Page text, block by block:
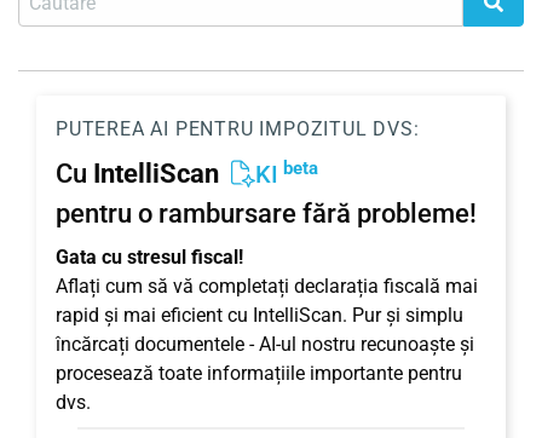
PUTEREA AI PENTRU IMPOZITUL DVS:
Cu IntelliScan KI beta
pentru o rambursare fără probleme!
Gata cu stresul fiscal!
Aflați cum să vă completați declarația fiscală mai
rapid și mai eficient cu IntelliScan. Pur și simplu
încărcați documentele - AI-ul nostru recunoaște și
procesează toate informațiile importante pentru
dvs.